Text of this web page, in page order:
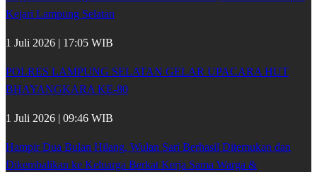
Kejari Lampung Selatan
1 Juli 2026 | 17:05 WIB
POLRES LAMPUNG SELATAN GELAR UPACARA HUT
BHAYANGKARA KE-80
1 Juli 2026 | 09:46 WIB
Hampir Dua Bulan Hilang, Wulan Sari Berhasil Ditemukan dan
Dikembalikan ke Keluarga Berkat Kerja Sama Warga &